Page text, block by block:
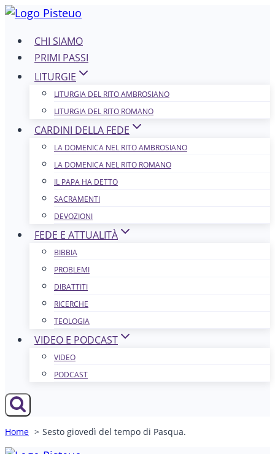
Salta
contenutoCHI SIAMO
PRIMI PASSI
LITURGIE
LITURGIA DEL RITO AMBROSIANO
LITURGIA DEL RITO ROMANO
CARDINI DELLA FEDE
LA DOMENICA NEL R​​​​​​ITO AMBROSIANO
LA DOMENICA NEL RITO ROMANO
IL PAPA HA DETTO
SACRAMENTI
DEVOZIONI
FEDE E ATTUALITÀ
BIBBIA
PROBLEMI
DIBATTITI
RICERCHE
TEOLOGIA
VIDEO E PODCAST
VIDEO
PODCAST
Home Sesto giovedì del tempo di Pasqua.